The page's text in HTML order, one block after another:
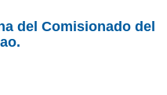
del Comisionado del